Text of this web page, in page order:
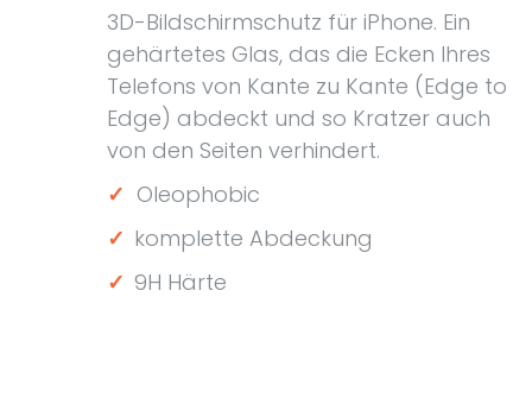
3D-Bildschirmschutz für iPhone. Ein
gehärtetes Glas, das die Ecken Ihres
Telefons von Kante zu Kante (Edge to
Edge) abdeckt und so Kratzer auch
von den Seiten verhindert.
✓ Oleophobic
✓ komplette Abdeckung
✓ 9H Härte